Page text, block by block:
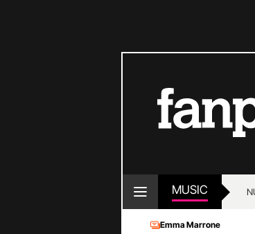
MUSIC
Emma Marrone